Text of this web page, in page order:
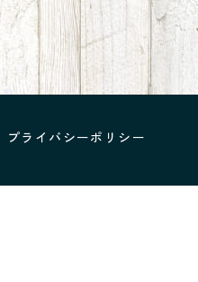
プライバシーポリシー